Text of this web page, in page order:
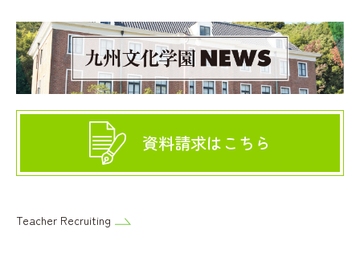
資料請求はこちら
Teacher Recruiting